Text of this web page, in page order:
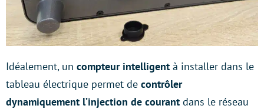
Idéalement, un compteur intelligent à installer dans le
tableau électrique permet de contrôler
dynamiquement l’injection de courant dans le réseau